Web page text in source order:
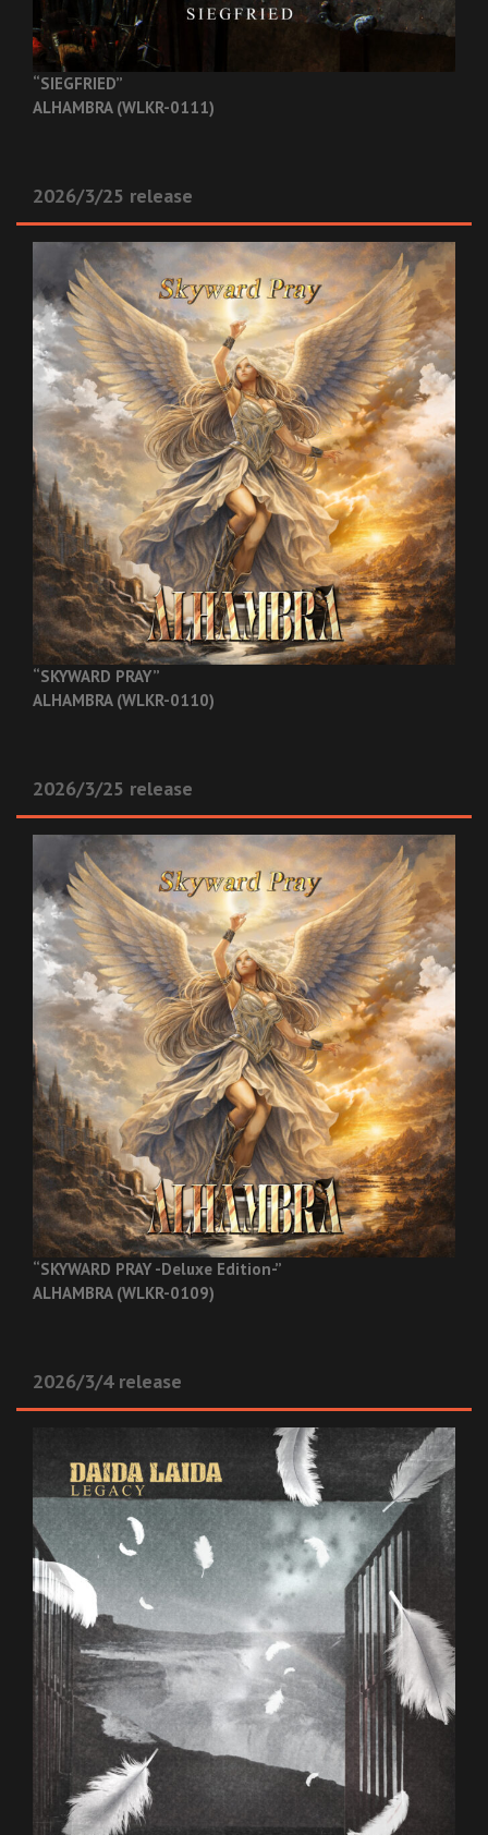
“SIEGFRIED”
ALHAMBRA (WLKR-0111)
2026/3/25 release
“SKYWARD PRAY”
ALHAMBRA (WLKR-0110)
2026/3/25 release
“SKYWARD PRAY -Deluxe Edition-”
ALHAMBRA (WLKR-0109)
2026/3/4 release